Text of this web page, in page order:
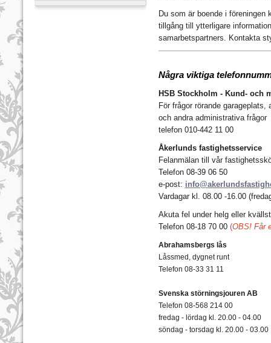
Du som är boende i föreningen
tillgång till ytterligare
samarbetspartners. Kontakta
Några viktiga
HSB Stockholm - Kund- och
För frågor rörande
och andra administrativa frågor
telefon 010-442 11 00
Åkerlunds fastighetsservice
Felanmälan till vår
Telefon 08-39 06 50
e-post:
Vardagar kl. 08.00 -16.00
Akuta fel under helg eller
Telefon 08-18 70 00 (OBS! Får
Abrahamsbergs lås
Låssmed, dygnet runt
Telefon 08-33 31 11
Svenska störningsjouren AB
Telefon 08-568 214 00
fredag - lördag kl. 20.00 - 04.00
söndag - torsdag kl. 20.00 - 03.00